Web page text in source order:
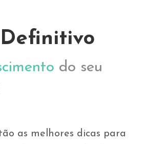
do seu
as melhores dicas para